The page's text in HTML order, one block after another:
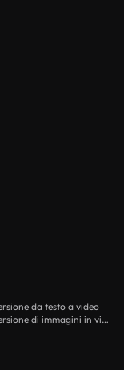
da testo a video
Flussi di lavoro di intelligenza artificiale per la conversione di immagini in video